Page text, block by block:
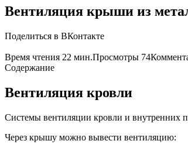
Вентиляция крыши из
Поделиться в ВКонтакте
Время чтения 22 мин.Просмотры 74
Содержание
Вентиляция кровли
Системы вентиляции кровли и внутренних
Через крышу можно вывести вентиляцию: